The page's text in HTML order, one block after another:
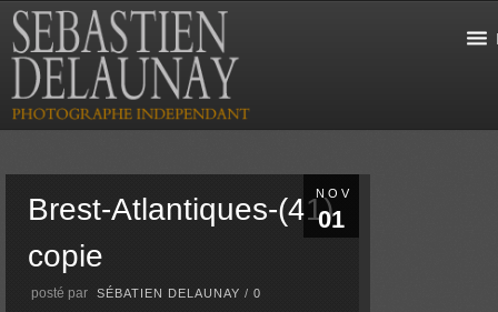
NOV
01
Brest-Atlantiques-(41)
copie
posté par SÉBATIEN DELAUNAY /0